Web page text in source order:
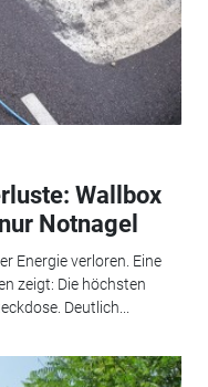
Wallbox
Notnagel
Energie verloren. Eine
zeigt: Die höchsten
Deutlich...